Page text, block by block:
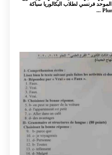
فرنسي لطلاب البكالوريا سباكة